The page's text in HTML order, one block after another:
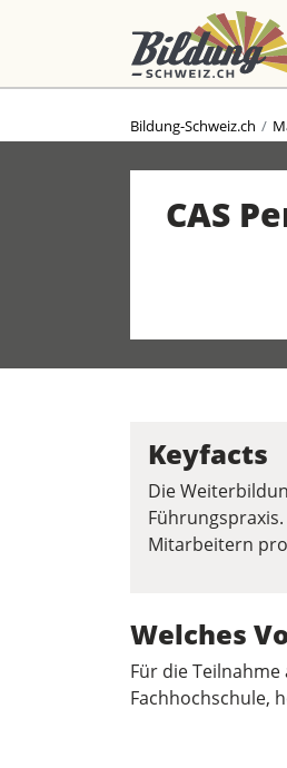
Bildung-Schweiz.ch
CAS
Keyfacts
Die
Mitarbeitern
Welches
Für die
Fachhochschule,